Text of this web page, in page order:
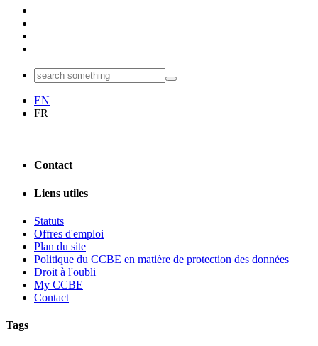
EN
FR
Contact
Liens utiles
Statuts
Offres d'emploi
Plan du site
Politique du CCBE en matière de protection des données
Droit à l'oubli
My CCBE
Contact
Tags